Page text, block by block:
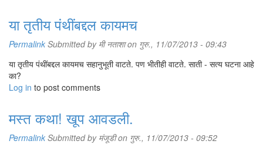
या तृतीय पंथींबद्दल कायमच
Permalink Submitted by मी नताशाon गुरु., 11/07/2013 - 09:43
या तृतीय पंथींबद्दल कायमच सहानुभूती वाटते. पण भीतीही वाटते. साती - सत्य घटना आहे
का?
Log in to post comments
मस्त कथा! खूप आवडली.
Permalink Submitted by मंजूडीon गुरु., 11/07/2013 - 09:52